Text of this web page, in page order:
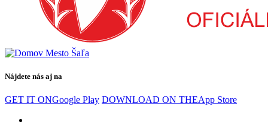
Nájdete nás aj na
GET IT ONGoogle Play DOWNLOAD ON THEApp Store